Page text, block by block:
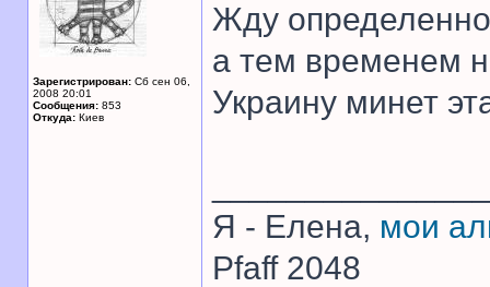
Зарегистрирован: Сб сен 06,
2008 20:01
Сообщения: 853
Откуда: Киев
Жду
а тем временем
Украину минет
Я - Елена, мои
Pfaff 2048